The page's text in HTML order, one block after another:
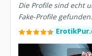
Die Profile sind echt
Fake-Profile